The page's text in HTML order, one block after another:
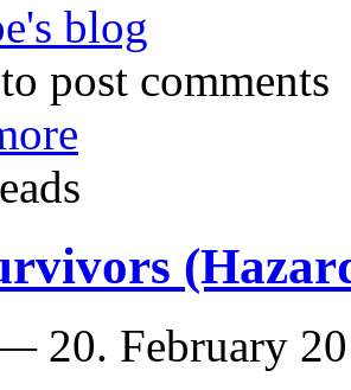
blog
to post comments
20. February